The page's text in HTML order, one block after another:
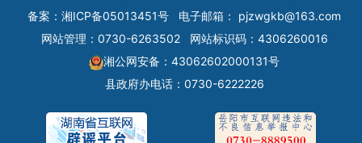
备案： 湘ICP备05013451号 电子邮箱： pjzwgkb@163.com
网站管理：0730-6263502
网站标识码：4306260016
湘公网安备：43062602000131号
县政府办电话：0730-6222226